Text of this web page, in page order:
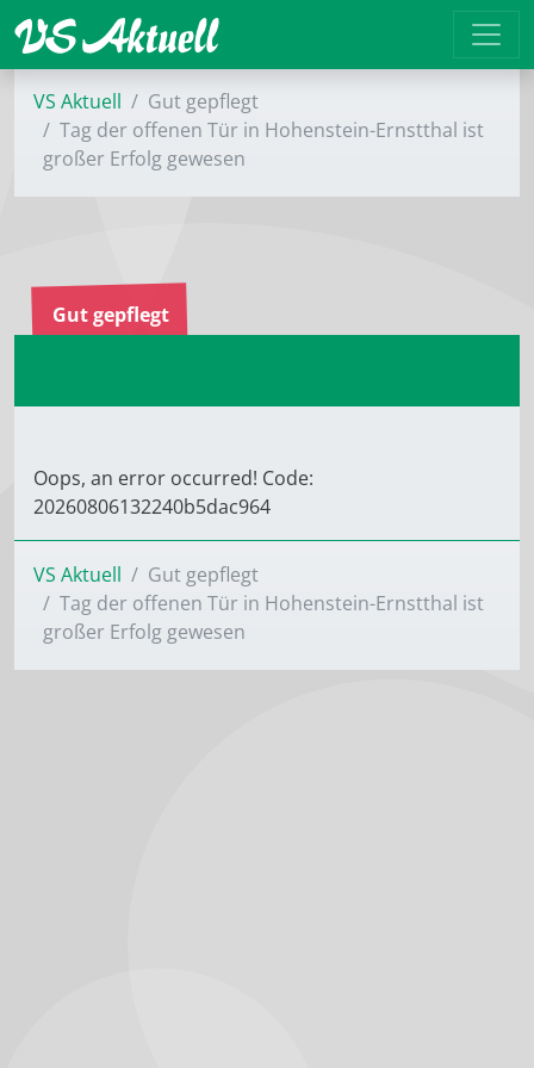
VS Aktuell
Gut gepflegt
Tag der offenen Tür in Hohenstein-Ernstthal ist
großer Erfolg gewesen
Gut gepflegt
Oops, an error occurred! Code:
20260806132240b5dac964
VS Aktuell
Gut gepflegt
Tag der offenen Tür in Hohenstein-Ernstthal ist
großer Erfolg gewesen